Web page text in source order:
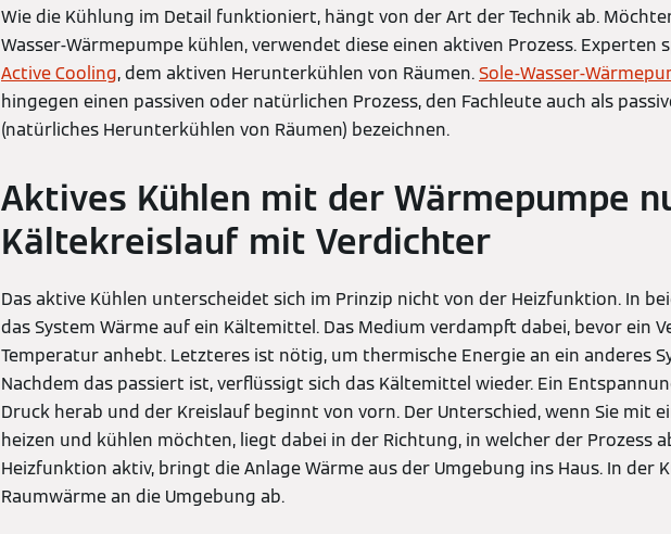
Wie die Kühlung im Detail funktioniert, hängt von der Art der Technik ab.
Wasser-Wärmepumpe kühlen, verwendet diese einen aktiven Prozess. Experten
Active Cooling, dem aktiven Herunterkühlen von Räumen.Sole-Wasser-
hingegen einen passiven oder natürlichen Prozess, den Fachleute auch als
(natürliches Herunterkühlen von Räumen) bezeichnen.
Aktives Kühlen mit der Wärmepumpe
Kältekreislauf mit Verdichter
Das aktive Kühlen unterscheidet sich im Prinzip nicht von der Heizfunktion. In
das System Wärme auf ein Kältemittel. Das Medium verdampft dabei, bevor ein
Temperatur anhebt. Letzteres ist nötig, um thermische Energie an ein anderes
Nachdem das passiert ist, verflüssigt sich das Kältemittel wieder. Ein
Druck herab und der Kreislauf beginnt von vorn. Der Unterschied, wenn Sie mit
heizen und kühlen möchten, liegt dabei in der Richtung, in welcher der Prozess
Heizfunktion aktiv, bringt die Anlage Wärme aus der Umgebung ins Haus. In der
Raumwärme an die Umgebung ab.